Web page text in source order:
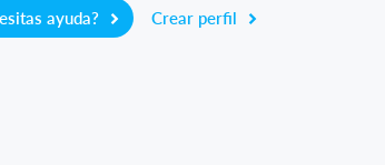
ayuda? Crear perfil